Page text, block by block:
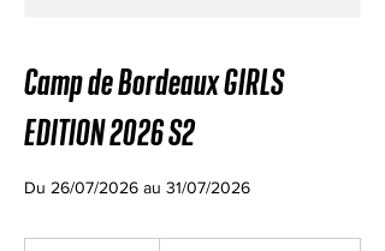
Camp de Bordeaux GIRLS
EDITION 2026 S2
Du 26/07/2026 au 31/07/2026